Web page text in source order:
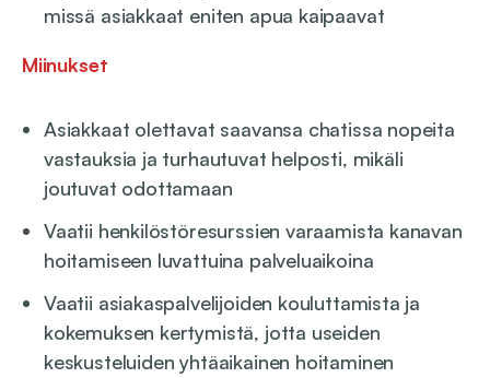
missä asiakkaat eniten apua kaipaavat
Miinukset
Asiakkaat olettavat saavansa chatissa nopeita
vastauksia ja turhautuvat helposti, mikäli
joutuvat odottamaan
Vaatii henkilöstöresurssien varaamista kanavan
hoitamiseen luvattuina palveluaikoina
Vaatii asiakaspalvelijoiden kouluttamista ja
kokemuksen kertymistä, jotta useiden
keskusteluiden yhtäaikainen hoitaminen